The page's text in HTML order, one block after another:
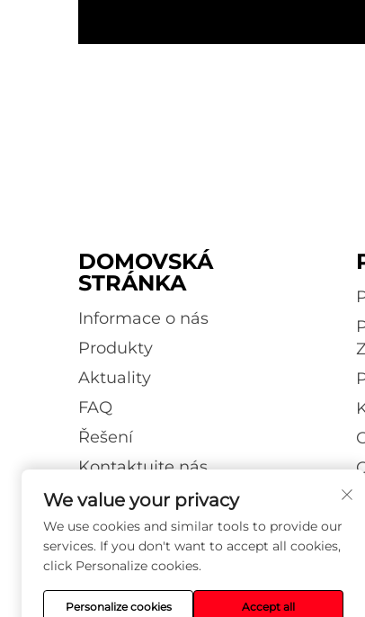
DOMOVSKÁ
STRÁNKA
Informace o nás
Produkty
Aktuality
FAQ
Řešení
Kontaktujte nás
Blog
Copyright © 2026 Suzhou
We value your privacy
We use cookies and similar tools to provide our
services. If you don't want to accept all cookies,
click Personalize cookies.
Personalize cookies Accept all